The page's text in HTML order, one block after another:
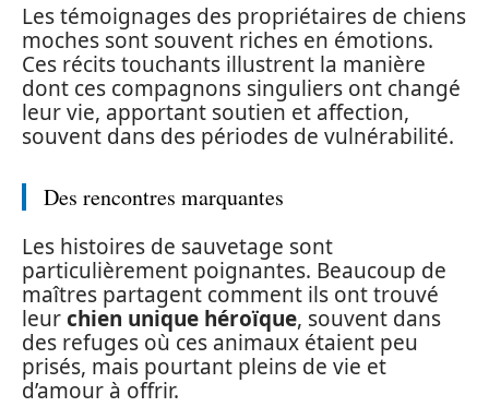
Les témoignages des propriétaires de chiens
moches sont souvent riches en émotions.
Ces récits touchants illustrent la manière
dont ces compagnons singuliers ont changé
leur vie, apportant soutien et affection,
souvent dans des périodes de vulnérabilité.
Des rencontres marquantes
Les histoires de sauvetage sont
particulièrement poignantes. Beaucoup de
maîtres partagent comment ils ont trouvé
leurchien unique héroïque, souvent dans
des refuges où ces animaux étaient peu
prisés, mais pourtant pleins de vie et
d’amour à offrir.